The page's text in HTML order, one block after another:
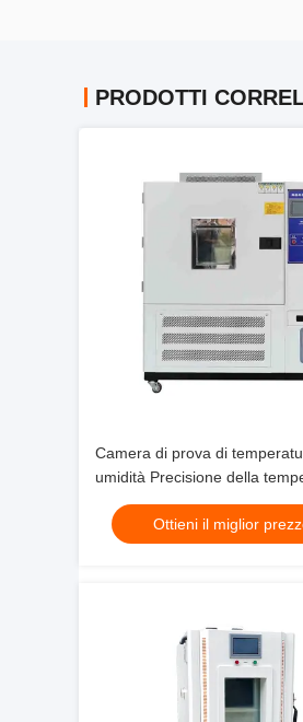
PRODOTTI
Camera di prova di
umidità Precisione della
±0,5°C Con intervallo di
da -70°C a 180°C
Ottieni il miglior